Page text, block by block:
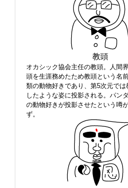
教頭
オカシック協会主任の教頭。人間
頭を生涯務めたため教頭という名
類の動物好きであり、第5次元では
したような姿に投影される。パン
の動物好きが投影させたという噂
ず。